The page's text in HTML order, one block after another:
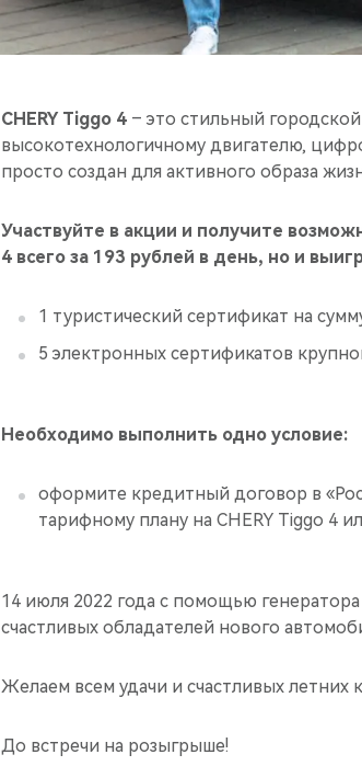
CHERY Tiggo 4 – это стильный
высокотехнологичному двигателю,
просто создан для активного образа
Участвуйте в акции и получите
4 всего за 193 рублей в день, но и
1 туристический сертификат на
5 электронных сертификатов
Необходимо выполнить одно условие:
оформите кредитный договор в
тарифному плану на CHERY Tiggo 4
14 июля 2022 года с помощью
счастливых обладателей нового
Желаем всем удачи и счастливых летних
До встречи на розыгрыше!